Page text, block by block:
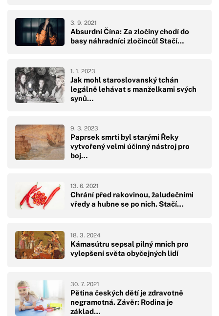
Absurdní Čína: Za zločiny chodí do
basy náhradníci zločinců! Stačí…
3. 9. 2021
Jak mohl staroslovanský tchán
legálně lehávat s manželkami svých
synů…
1. 1. 2023
Paprsek smrti byl starými Řeky
vytvořený velmi účinný nástroj pro
boj…
9. 3. 2023
Chrání před rakovinou, žaludečními
vředy a hubne se po nich. Stačí…
13. 6. 2021
Kámasútru sepsal pilný mnich pro
vylepšení světa obyčejných lidí
18. 3. 2024
Pětina českých dětí je zdravotně
negramotná. Závěr: Rodina je
základ…
30. 7. 2021